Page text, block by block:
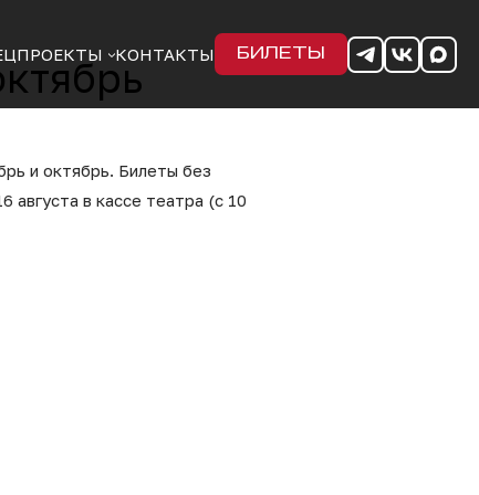
КОНТАКТЫ БИЛЕТЫ
и октябрь. Билеты без
августа в кассе театра (с 10